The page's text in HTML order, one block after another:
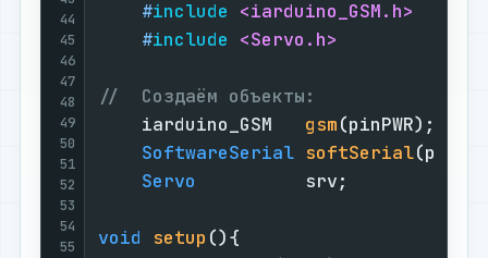
44
45
46
47
48
49
50
51
52
53
54
55
#include <iarduino_GSM.h>
#include <Servo.h>
//  Создаём объекты:
iarduino_GSM gsm(pinPWR)
SoftwareSerial softSerial
Servo
void setup ()